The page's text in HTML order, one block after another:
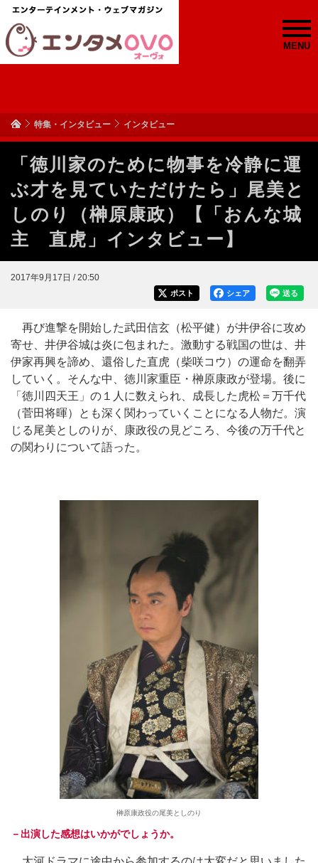
MENU
特集・インタビュー インタビュー
「徳川家のために物事を冷静に運
ぶ才を見ていただけたら」尾美と
しのり（榊原康政）【「おんな城
主 直虎」インタビュー】
2017年9月17日 / 20:50
送る
シェア
ポスト
再び進撃を開始した武田信玄（松平健）が井伊谷に攻め
寄せ、井伊谷城は炎に包まれた。激動する戦国の世は、井
伊家再興を諦め、還俗した直虎（柴咲コウ）の運命を翻弄
していく。そんな中、徳川家重臣・榊原康政が登場。後に
「徳川四天王」の１人に数えられ、成長した虎松＝万千代
（菅田将暉）とも深く関わっていくことになる人物だ。演
じる尾美としのりが、康政役の見どころ、今後の万千代と
の関わりについて語った。
榊原康政役の尾美としのり
－出演した感想はいかがでしょうか。